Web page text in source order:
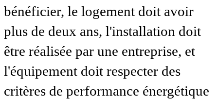
bénéficier, le logement doit avoir
plus de deux ans, l'installation doit
être réalisée par une entreprise, et
l'équipement doit respecter des
critères de performance énergétique